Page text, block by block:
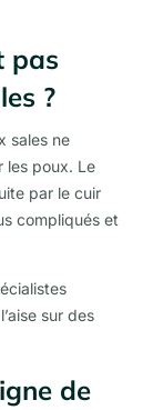
pas
?
sales ne
les poux. Le
par le cuir
compliqués et
sur des
de